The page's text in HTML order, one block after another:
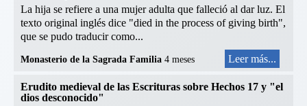
La hija se refiere a una mujer adulta que falleció al dar luz. El
texto original inglés dice "died in the process of giving birth",
que se pudo traducir como...
Monasterio de la Sagrada Familia 4 meses Leer más...
Erudito medieval de las Escrituras sobre Hechos 17 y "el
dios desconocido"